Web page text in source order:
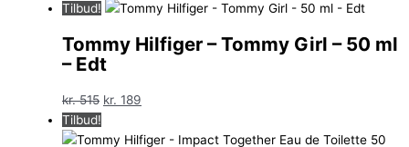
Tilbud!
Tommy Hilfiger – Tommy Girl – 50 ml
– Edt
kr.515 Den
pris
kr. 189
pris
Tilbud!